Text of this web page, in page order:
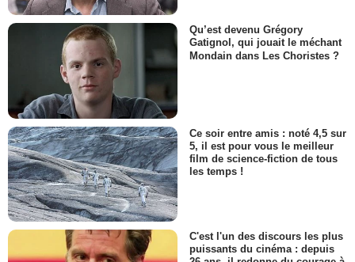
Qu’est devenu Grégory
Gatignol, qui jouait le méchant
Mondain dans Les Choristes ?
Ce soir entre amis : noté 4,5 sur
5, il est pour vous le meilleur
film de science-fiction de tous
les temps !
C'est l'un des discours les plus
puissants du cinéma : depuis